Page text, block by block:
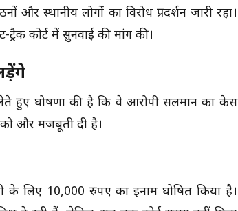
स्थानीय लोगों का विरोध प्रदर्शन जारी रहा।
कोर्ट में सुनवाई की मांग की।
हुए घोषणा की है कि वे आरोपी सलमान का केस
और मजबूती दी है।
के लिए 10,000 रुपए का इनाम घोषित किया है।